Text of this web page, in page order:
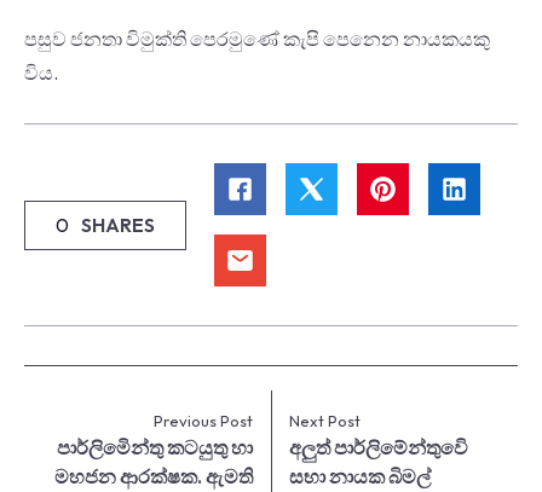
පසුව ජනතා විමුක්ති පෙරමුණේ කැපි පෙනෙන නායකයකු
විය.
0 SHARES
Previous Post
පාර්ලිමෙින්තු කටයුතු හා
මහජන ආරක්ෂක. ඇමති
Next Post
අලුත් පාර්ලිමේන්තුවෙි
සභා නායක බිමල්